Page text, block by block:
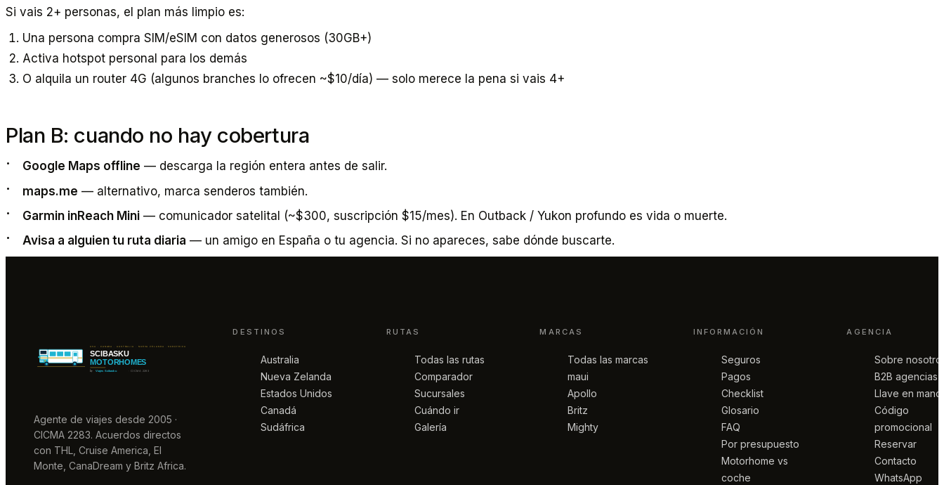
Si vais 2+ personas, el plan más limpio es:
Una persona compra SIM/eSIM con datos generosos (30GB+)
Activa hotspot personal para los demás
O alquila un router 4G (algunos branches lo ofrecen ~$10/día) — solo merece la pena si vais 4+
Plan B: cuando no hay cobertura
Google Maps offline — descarga la región entera antes de salir.
maps.me — alternativo, marca senderos también.
Garmin inReach Mini — comunicador satelital (~$300, suscripción $15/mes). En Outback / Yukon profundo es vida o muerte.
Avisa a alguien tu ruta diaria — un amigo en España o tu agencia. Si no apareces, sabe dónde buscarte.
Agente de viajes desde 2005 ·
CICMA 2283. Acuerdos directos
con THL, Cruise America, El
Monte, CanaDream y Britz Africa.
DESTINOS
Australia
Nueva Zelanda
Estados Unidos
Canadá
Sudáfrica
RUTAS
Todas las rutas
Comparador
Sucursales
Cuándo ir
Galería
MARCAS
Todas las marcas
maui
Apollo
Britz
Mighty
INFORMACIÓN
Seguros
Pagos
Checklist
Glosario
FAQ
Por presupuesto
Motorhome vs
coche
AGENCIA
Sobre
B2B agencias
Llave en mano
Código
promocional
Reservar
Contacto
WhatsApp